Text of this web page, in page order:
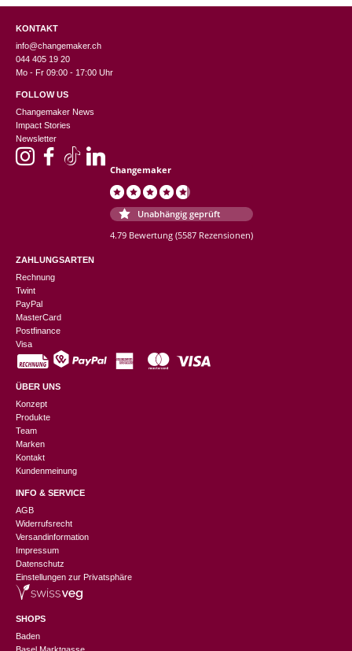
KONTAKT
info@changemaker.ch
044 405 19 20
Mo - Fr 09:00 - 17:00 Uhr
FOLLOW US
Changemaker News
Impact Stories
Newsletter
Changemaker
Unabhängig geprüft
4.79 Bewertung (5587 Rezensionen)
ZAHLUNGSARTEN
Rechnung
Twint
PayPal
MasterCard
Postfinance
Visa
ÜBER UNS
Konzept
Produkte
Team
Marken
Kontakt
Kundenmeinung
INFO & SERVICE
AGB
Widerrufsrecht
Versandinformation
Impressum
Datenschutz
Einstellungen zur Privatsphäre
SHOPS
Baden